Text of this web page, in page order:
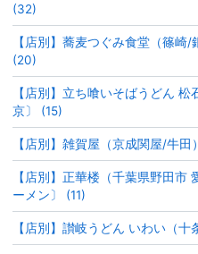
(32)
【店別】蕎麦つぐみ食堂（篠崎/
(20)
【店別】立ち喰いそばうどん
京〕 (15)
【店別】雑賀屋（京成関屋/牛
【店別】正華楼（千葉県野田市
ーメン〕 (11)
【店別】讃岐うどん いわい（十